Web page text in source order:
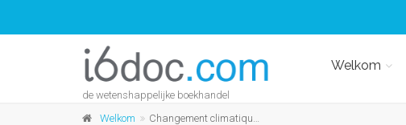
de wetenshappelijke boekhandel
Welkom
Welkom Changement climatique et familles politiques en Europe